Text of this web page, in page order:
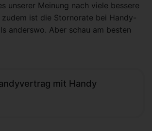
unserer Meinung nach viele bessere
zudem ist die Stornorate bei Handy-
anderswo. Aber schau am besten
mit Handy